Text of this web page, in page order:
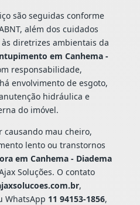
são seguidas conforme
além dos cuidados
diretrizes ambientais da
em Canhema -
responsabilidade,
envolvimento de esgoto,
hidráulica e
do imóvel.
causando mau cheiro,
lento ou transtornos
em Canhema - Diadema
Soluções. O contato
,
WhatsApp 11 94153-1856,